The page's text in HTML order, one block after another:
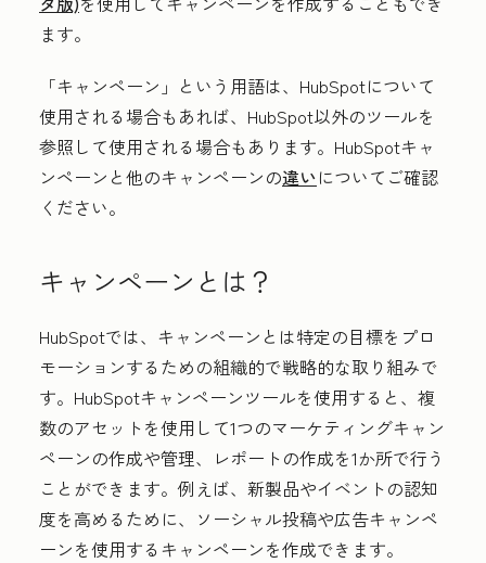
ます。
「キャンペーン」という用語は、HubSpotについて
使用される場合もあれば、HubSpot以外のツールを
参照して使用される場合もあります。HubSpotキャ
ンペーンと他のキャンペーンの違いについてご確認
ください。
キャンペーンとは？
HubSpotでは、キャンペーンとは特定の目標をプロ
モーションするための組織的で戦略的な取り組みで
す。HubSpotキャンペーンツールを使用すると、複
数のアセットを使用して1つのマーケティングキャン
ペーンの作成や管理、レポートの作成を1か所で行う
ことができます。例えば、新製品やイベントの認知
度を高めるために、ソーシャル投稿や広告キャンペ
ーンを使用するキャンペーンを作成できます。